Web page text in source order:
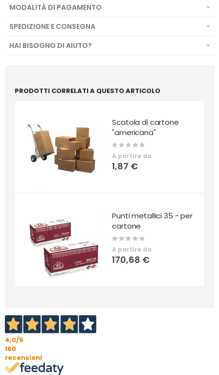
MODALITÀ DI PAGAMENTO
SPEDIZIONE E CONSEGNA
HAI BISOGNO DI AIUTO?
PRODOTTI CORRELATI A QUESTO ARTICOLO
Scatola di cartone
"americana"
Rating:
A partire da
1,87 €
Punti metallici 35 - per
cartone
Rating:
0%
A partire da
170,68 €
4,0/5
160
recensioni